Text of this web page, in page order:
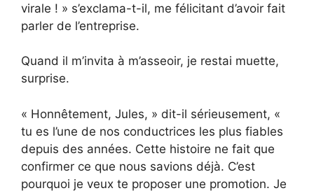
virale ! » s’exclama-t-il, me félicitant d’avoir fait
parler de l’entreprise.
Quand il m’invita à m’asseoir, je restai muette,
surprise.
« Honnêtement, Jules, » dit-il sérieusement, «
tu es l’une de nos conductrices les plus fiables
depuis des années. Cette histoire ne fait que
confirmer ce que nous savions déjà. C’est
pourquoi je veux te proposer une promotion. Je